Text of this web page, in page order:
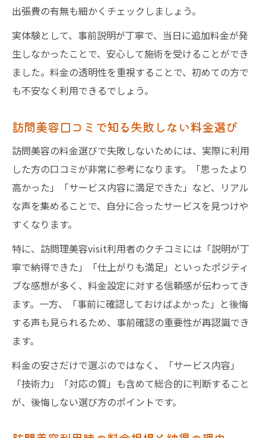
出張費の有無も細かくチェックしましょう。
実体験として、事前説明が丁寧で、当日に追加料金が発
生しなかったことで、安心して施術を受けることができ
ました。料金の透明性を重視することで、初めての方で
も不安なく利用できるでしょう。
訪問美容口コミで知る失敗しない料金選び
訪問美容の料金選びで失敗しないためには、実際に利用
した方の口コミが非常に参考になります。「思ったより
高かった」「サービス内容に満足できた」など、リアル
な声を集めることで、自分に合ったサービスを見つけや
すくなります。
特に、訪問理美容visit利用者のクチコミには「説明が丁
寧で納得できた」「仕上がりも満足」といったポジティ
ブな感想が多く、料金設定に対する信頼感が伝わってき
ます。一方、「事前に確認しておけばよかった」と後悔
する声も見られるため、事前確認の重要性が再認識でき
ます。
料金の安さだけで選ぶのではなく、「サービス内容」
「技術力」「対応の質」も含めて総合的に判断すること
が、後悔しない選び方のポイントです。